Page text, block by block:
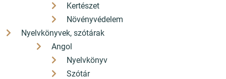
Kertészet
Növényvédelem
Nyelvkönyvek, szótárak
Angol
Nyelvkönyv
Szótár